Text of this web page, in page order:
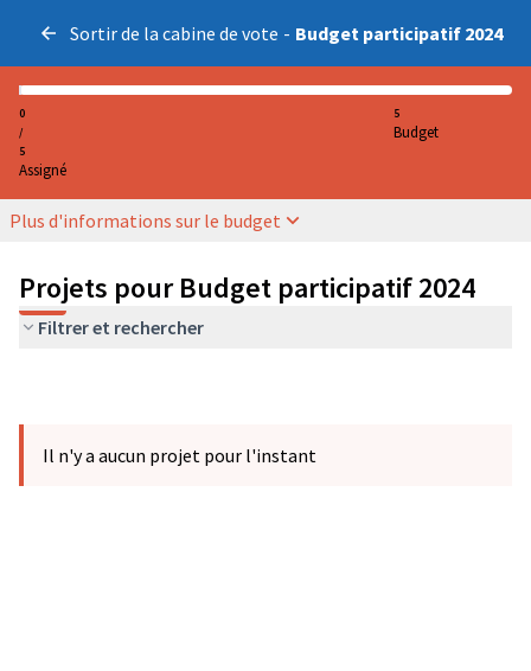
Sortir de la cabine de vote - Budget participatif 2024
0
/
5
Assigné
5
Budget
Plus d'informations sur le budget
Projets pour Budget participatif 2024
Filtrer et rechercher
Il n'y a aucun projet pour l'instant